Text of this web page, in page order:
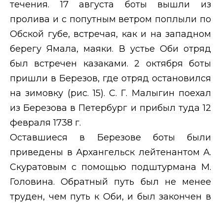
течения. 17 августа боты вышли из
пролива и с попутным ветром поплыли по
Обской губе, встречая, как и на западном
берегу Ямала, маяки. В устье Оби отряд
был встречен казаками. 2 октября боты
пришли в Березов, где отряд остановился
на зимовку (рис. 15). С. Г. Малыгин поехал
из Березова в Петербург и прибыл туда 12
февраля 1738 г.
Оставшиеся в Березове боты были
приведены в Архангельск лейтенантом А.
Скуратовым с помощью подштурмана М.
Головина. Обратный путь был не менее
труден, чем путь к Оби, и был закончен в